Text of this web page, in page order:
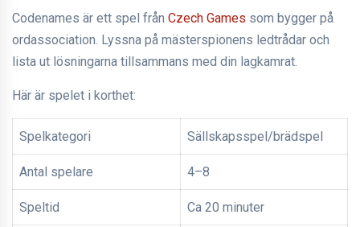
Codenames är ett spel från Czech Games som bygger på
ordassociation. Lyssna på mästerspionens ledtrådar och
lista ut lösningarna tillsammans med din lagkamrat.
Här är spelet i korthet:
Spelkategori Sällskapsspel/brädspel
Antal spelare 4–8
Speltid Ca 20 minuter